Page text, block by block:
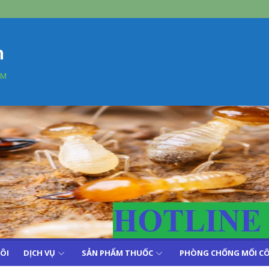
DỊCH VỤ SẢN PHẨM THUỐC PHÒNG CHỐNG MỐI